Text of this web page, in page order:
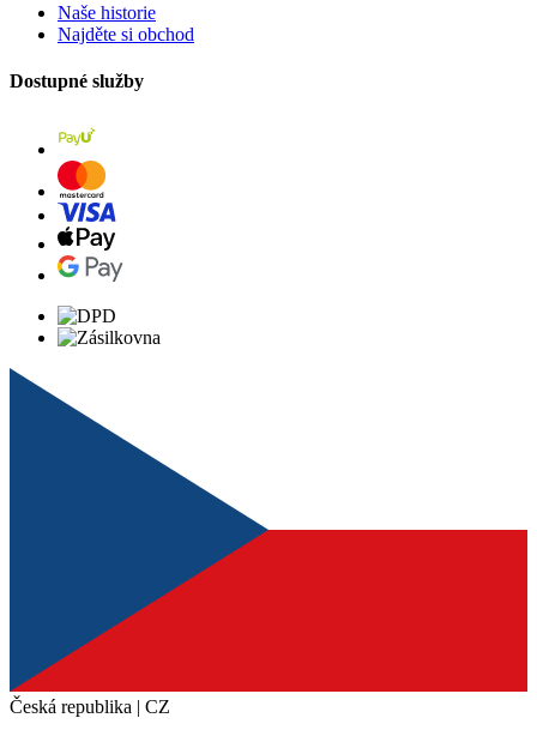
Naše historie
Najděte si obchod
Dostupné služby
Česká republika | CZ